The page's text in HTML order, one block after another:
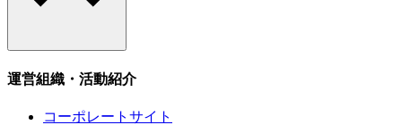
運営組織・活動紹介
コーポレートサイト